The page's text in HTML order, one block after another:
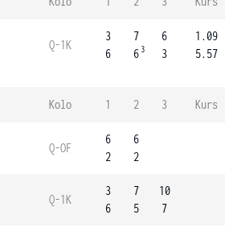
Q-1K
3
6
7
6 3
6
3
1.09
5.57
Kolo 1 2 3 Kurs
Q-OF
6
2
6
2
Q-1K
3
6
7
5
10
7